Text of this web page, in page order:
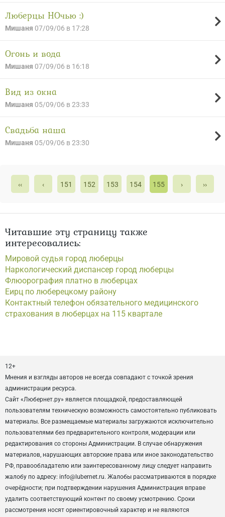
Люберцы НОчью :)
Мишаня 07/09/06 в 17:28
Огонь и вода
Мишаня 07/09/06 в 16:18
Вид из окна
Мишаня 05/09/06 в 23:33
Свадьба наша
Мишаня 05/09/06 в 23:30
‹‹ ‹ 151 152 153 154 155 › ››
Читавшие эту страницу также
интересовались:
Мировой судья город люберцы
Наркологический диспансер город люберцы
Флюорография платно в люберцах
Еирц по люберецкому району
Контактный телефон обязательного медицинского
страхования в люберцах на 115 квартале
12+
Мнения и взгляды авторов не всегда совпадают с точкой зрения
администрации ресурса.
Сайт «Любернет.ру» является площадкой, предоставляющей
пользователям техническую возможность самостоятельно публиковать
материалы. Все размещаемые материалы загружаются исключительно
пользователями без предварительного контроля, модерации или
редактирования со стороны Администрации. В случае обнаружения
материалов, нарушающих авторские права или иное законодательство
РФ, правообладателю или заинтересованному лицу следует направить
жалобу по адресу: info@lubernet.ru. Жалобы рассматриваются в порядке
очерёдности; при подтверждении нарушения Администрация вправе
удалить соответствующий контент по своему усмотрению. Сроки
рассмотрения носят ориентировочный характер и не являются